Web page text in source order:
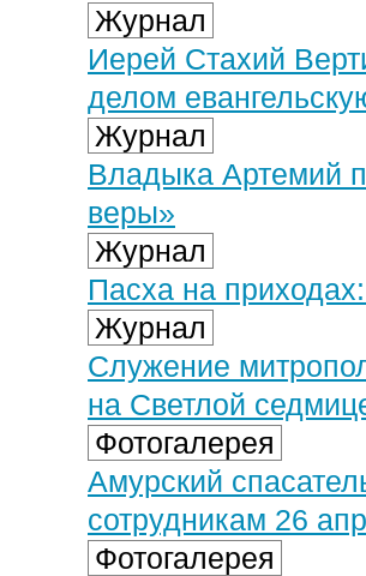
Журнал
Иерей Стахий
делом
Журнал
Владыка Артемий
веры»
Журнал
Пасха на
Журнал
Служение
на Светлой
Фотогалерея
Амурский
сотрудникам 26
Фотогалерея